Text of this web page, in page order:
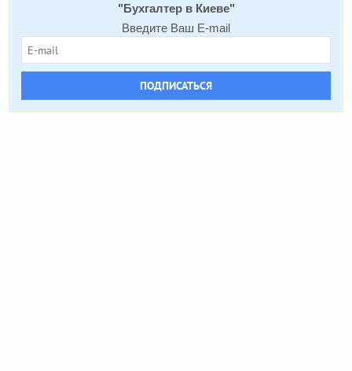
" Бухгалтер в Киеве"
Введите Ваш E-mail
ПОДПИСАТЬСЯ